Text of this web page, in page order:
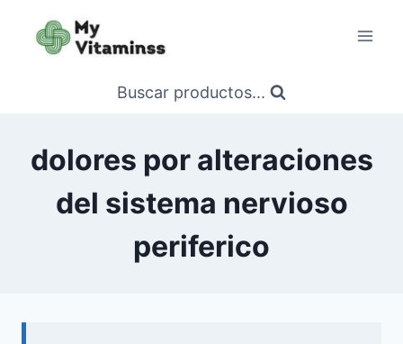
contenido
Buscar productos...
dolores por alteraciones
del sistema nervioso
periferico